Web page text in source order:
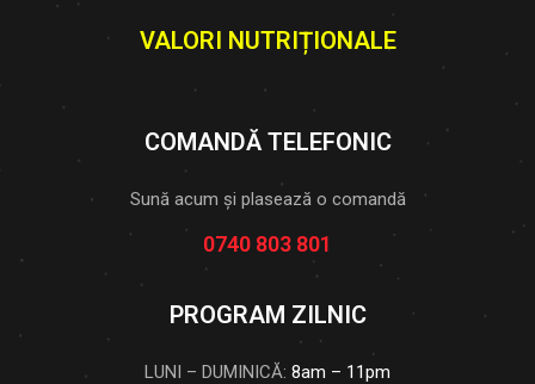
VALORI NUTRIȚIONALE
COMANDĂ TELEFONIC
Sună acum și plasează o comandă
0740 803 801
PROGRAM ZILNIC
LUNI – DUMINICĂ: 8am – 11pm